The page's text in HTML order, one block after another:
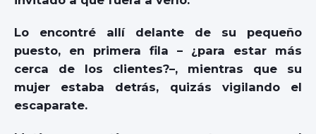
Lo encontré allí delante de su pequeño
puesto, en primera fila – ¿para estar más
cerca de los clientes?–, mientras que su
mujer estaba detrás, quizás vigilando el
escaparate.